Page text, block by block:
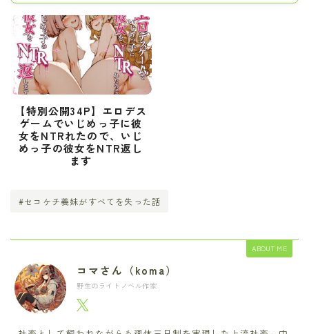
【特別公開34P】エロデス
ゲームでいじめっ子に彼
女をNTRれたので、いじ
めっ子の彼女をNTR返し
ます
#セコケチ義妹がすべてを失った話
ABOUT ME
コマさん（koma）
野生のライトノベル作家